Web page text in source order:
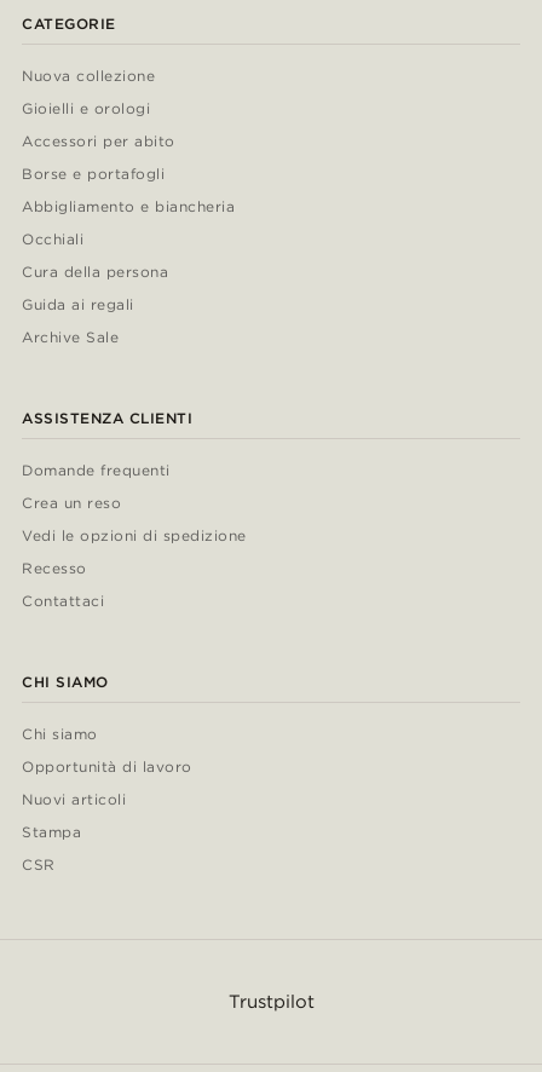
CATEGORIE
Nuova collezione
Gioielli e orologi
Accessori per abito
Borse e portafogli
Abbigliamento e biancheria
Occhiali
Cura della persona
Guida ai regali
Archive Sale
ASSISTENZA CLIENTI
Domande frequenti
Crea un reso
Vedi le opzioni di spedizione
Recesso
Contattaci
CHI SIAMO
Chi siamo
Opportunità di lavoro
Nuovi articoli
Stampa
CSR
Trustpilot